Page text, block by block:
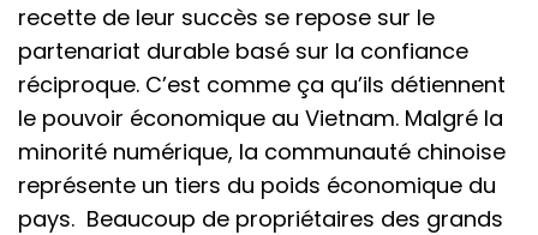
recette de leur succès se repose sur le
partenariat durable basé sur la confiance
réciproque. C’est comme ça qu’ils détiennent
le pouvoir économique au Vietnam. Malgré la
minorité numérique, la communauté chinoise
représente un tiers du poids économique du
pays. Beaucoup de propriétaires des grands